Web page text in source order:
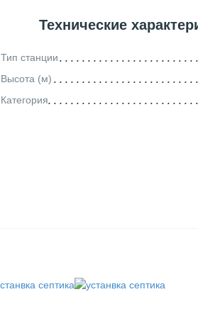
Технические
Тип станции
Высота (м)
Категория